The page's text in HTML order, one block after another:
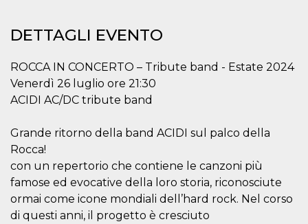
DETTAGLI EVENTO
ROCCA IN CONCERTO – Tribute band - Estate 2024
Venerdì 26 luglio ore 21:30
ACIDI AC/DC tribute band
Grande ritorno della band ACIDI sul palco della
Rocca!
con un repertorio che contiene le canzoni più
famose ed evocative della loro storia, riconosciute
ormai come icone mondiali dell’hard rock. Nel corso
di questi anni, il progetto è cresciuto
mantenere le
variabili di
modo in cui
viene utilizzato
sito, ma un
buon esempio è
mantenere uno
stato di accesso
per un utente